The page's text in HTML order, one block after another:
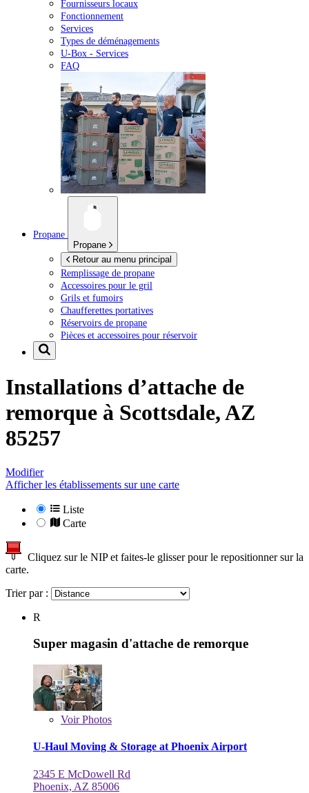
Fournisseurs locaux
Fonctionnement
Services
Types de déménagements
U-Box - Services
FAQ
Propane
Propane
Retour au menu principal
Remplissage de propane
Accessoires pour le gril
Grils et fumoirs
Chaufferettes portatives
Réservoirs de propane
Pièces et accessoires pour réservoir
Installations d’attache de
remorque à Scottsdale, AZ
85257
Modifier
Afficher les établissements sur une carte
Liste
Carte
Cliquez sur le NIP et faites-le glisser pour le repositionner sur la
carte.
Trier par :
R
Super magasin d'attache de remorque
VoirPhotos
U-Haul Moving & Storage at Phoenix Airport
2345 E McDowell Rd
Phoenix, AZ 85006